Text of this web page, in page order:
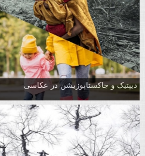
دیپتیک و جاکستا‌پوزیشن در عکاسی